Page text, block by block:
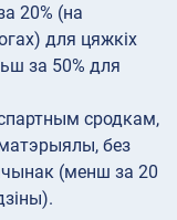
20% (на
для цяжкіх
за 50% для
сродкам,
без
(менш за 20